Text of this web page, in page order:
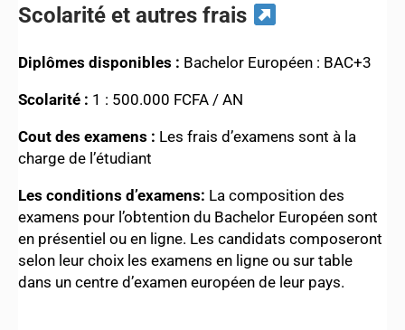
Scolarité et autres frais
Diplômes disponibles : Bachelor Européen : BAC+3
Scolarité : 1 : 500.000 FCFA / AN
Cout des examens : Les frais d’examens sont à la
charge de l’étudiant
Les conditions d’examens: La composition des
examens pour l’obtention du Bachelor Européen sont
en présentiel ou en ligne. Les candidats composeront
selon leur choix les examens en ligne ou sur table
dans un centre d’examen européen de leur pays.